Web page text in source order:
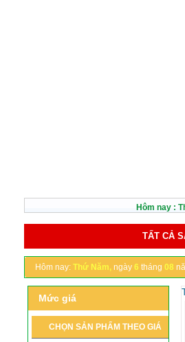
Hôm nay :
TẤT CẢ
Hôm nay: Thứ Năm, ngày 6 tháng 08
Mức giá
CHỌN SẢN PHẨM THEO GIÁ